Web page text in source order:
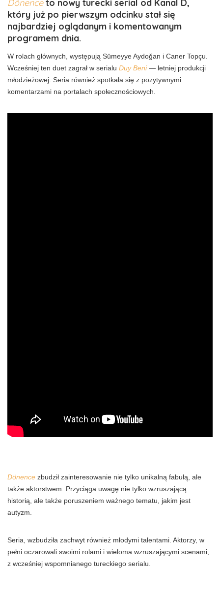
Dönenceto nowy turecki serial od Kanal D,
który już po pierwszym odcinku stał się
najbardziej oglądanym i komentowanym
programem dnia.
W rolach głównych, występują Sümeyye Aydoğan i Caner Topçu.
Wcześniej ten duet zagrał w serialu Duy Beni— letniej produkcji
młodzieżowej. Seria również spotkała się z pozytywnymi
komentarzami na portalach społecznościowych.
Dönence zbudził zainteresowanie nie tylko unikalną fabułą, ale
także aktorstwem. Przyciąga uwagę nie tylko wzruszającą
historią, ale także poruszeniem ważnego tematu, jakim jest
autyzm.
Seria, wzbudziła zachwyt również młodymi talentami. Aktorzy, w
pełni oczarowali swoimi rolami i wieloma wzruszającymi scenami,
z wcześniej wspomnianego tureckiego serialu.